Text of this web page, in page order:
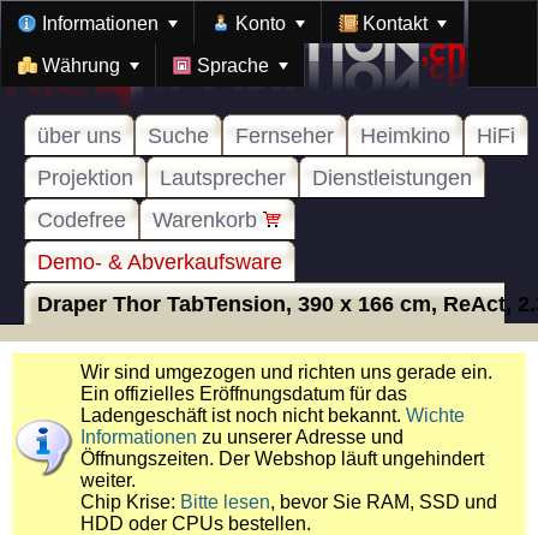
Informationen Konto Kontakt
Währung Sprache
über uns Suche Fernseher Heimkino
HiFi
Projektion
Lautsprecher
Dienstleistungen
Codefree
Warenkorb
Demo- & Abverkaufsware
Draper Thor TabTension, 390 x 166 cm, ReAct,
Wir sind umgezogen und richten uns gerade ein.
Ein offizielles Eröffnungsdatum für das
Ladengeschäft ist noch nicht bekannt. Wichte
Informationen zu unserer Adresse und
Öffnungszeiten. Der Webshop läuft ungehindert
weiter.
Chip Krise: Bitte lesen, bevor Sie RAM, SSD und
HDD oder CPUs bestellen.